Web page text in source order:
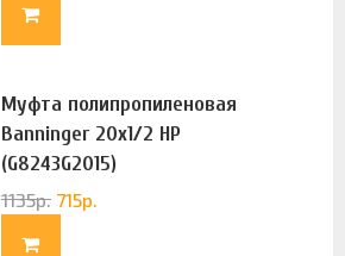
Муфта полипропиленовая
Banninger 20х1/2 НР
(G8243G2015)
1135р. 715р.